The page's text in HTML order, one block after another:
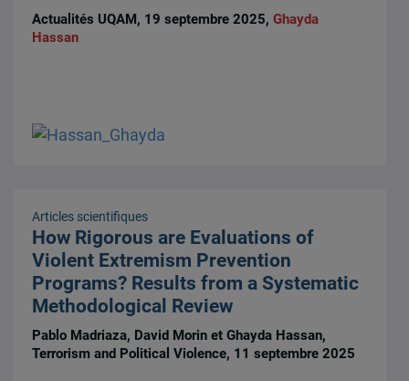
Actualités UQAM, 19 septembre 2025,Ghayda
Hassan
Articles scientifiques
How Rigorous are Evaluations of
Violent Extremism Prevention
Programs? Results from a Systematic
Methodological Review
Pablo Madriaza, David Morin et Ghayda Hassan,
Terrorism and Political Violence, 11 septembre 2025